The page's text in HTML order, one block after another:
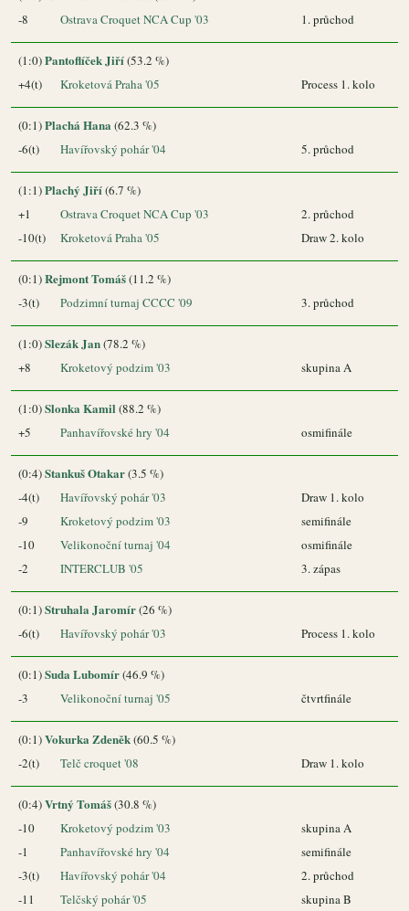
-8
Ostrava Croquet NCA Cup '03 1. průchod
(1:0)Pantoflíček Jiří(53.2 %)
+4(t)
Kroketová Praha '05 Process 1. kolo
(0:1)Plachá Hana (62.3 %)
-6(t)
Havířovský pohár '04 5. průchod
(1:1)Plachý Jiří(6.7 %)
+1
Ostrava Croquet NCA Cup '03
2. průchod
-10(t)
Kroketová Praha '05 Draw 2. kolo
(0:1)Rejmont Tomáš(11.2 %)
-3(t)
Podzimní turnaj CCCC '09 3. průchod
(1:0)Slezák Jan(78.2 %)
+8
Kroketový podzim '03 skupina A
(1:0)Slonka Kamil (88.2 %)
+5
Panhavířovské hry '04 osmifinále
(0:4)Stankuš Otakar(3.5 %)
-4(t)
Havířovský pohár '03
Draw 1. kolo
-9
Kroketový podzim '03
semifinále
-10
Velikonoční turnaj '04
osmifinále
-2
INTERCLUB '05 3. zápas
(0:1)Struhala Jaromír(26 %)
-6(t)
Havířovský pohár '03 Process 1. kolo
(0:1)Suda Lubomír(46.9 %)
-3
Velikonoční turnaj '05 čtvrtfinále
(0:1)Vokurka Zdeněk(60.5 %)
-2(t)
Telč croquet '08 Draw 1. kolo
(0:4)Vrtný Tomáš(30.8 %)
-10
Kroketový podzim '03
skupina A
-1
Panhavířovské hry '04
semifinále
-3(t)
Havířovský pohár '04
2. průchod
-11
Telčský pohár '05 skupina B